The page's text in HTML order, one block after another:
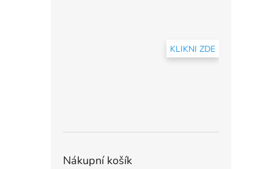
KLIKNI ZDE
Nákupní košík